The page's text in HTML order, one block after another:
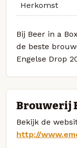
Herkomst
Bij Beer in a
de beste
Engelse Drop
Brouwerij
Bekijk de
http://